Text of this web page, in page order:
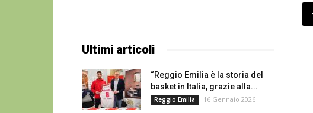
Ultimi articoli
“Reggio Emilia è la storia del
basket in Italia, grazie alla...
Reggio Emilia 16 Gennaio 2026